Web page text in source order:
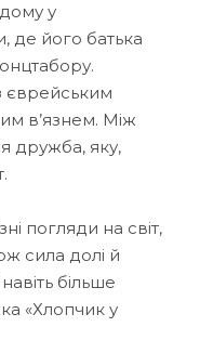
у
де його батька
єврейським
в’язнем. Між
дружба, яку,
погляди на світ,
сила долі й
більше
«Хлопчик у